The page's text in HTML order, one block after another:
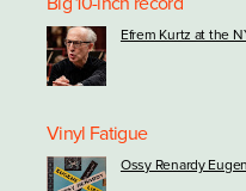
Efrem Kurtz at the
Vinyl Fatigue
Ossy Renardy